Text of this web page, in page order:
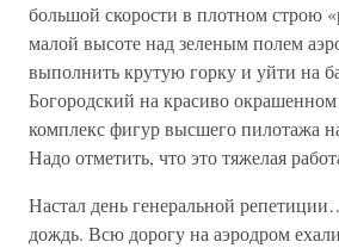
большой скорости в плотном строю
малой высоте над зеленым полем
выполнить крутую горку и уйти на
Богородский на красиво
комплекс фигур высшего пилотажа
Надо отметить, что это тяжелая
Настал день генеральной
дождь. Всю дорогу на аэродром